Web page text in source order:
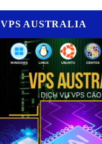
VPS AUSTRALIA